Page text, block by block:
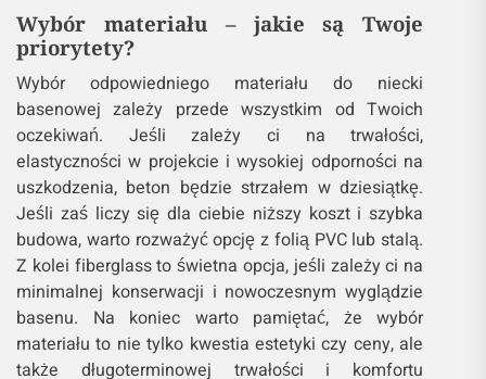
Wybór materiału – jakie są Twoje
priorytety?
Wybór odpowiedniego materiału do niecki
basenowej zależy przede wszystkim od Twoich
oczekiwań. Jeśli zależy ci na trwałości,
elastyczności w projekcie i wysokiej odporności na
uszkodzenia, beton będzie strzałem w dziesiątkę.
Jeśli zaś liczy się dla ciebie niższy koszt i szybka
budowa, warto rozważyć opcję z folią PVC lub stalą.
Z kolei fiberglass to świetna opcja, jeśli zależy ci na
minimalnej konserwacji i nowoczesnym wyglądzie
basenu. Na koniec warto pamiętać, że wybór
materiału to nie tylko kwestia estetyki czy ceny, ale
także długoterminowej trwałości i komfortu